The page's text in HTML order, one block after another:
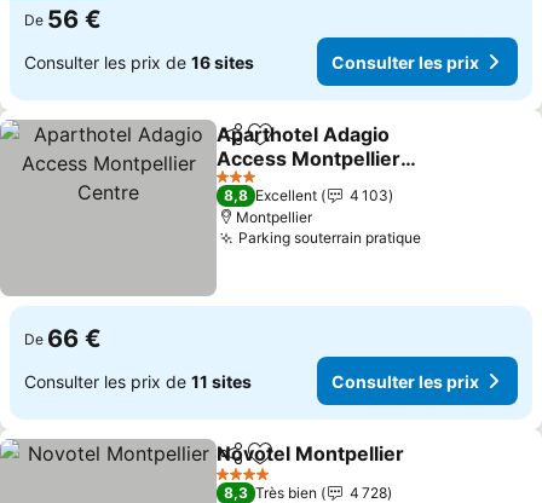
De 56 €
Consulter les prix de 16 sites Consulter les prix
PartagerAjouter à mes favoris
Aparthotel Adagio
Access Montpellier
Centre
Consulter les prix
3 Étoiles
8,8 Excellent
4 103
Montpellier
Parking souterrain pratiqueConsulter
De 66 €
Consulter les prix de 11 sites Consulter les prix
PartagerAjouter à mes favoris
Novotel Montpellier
4 Étoiles
8,3 Très bien
4 728